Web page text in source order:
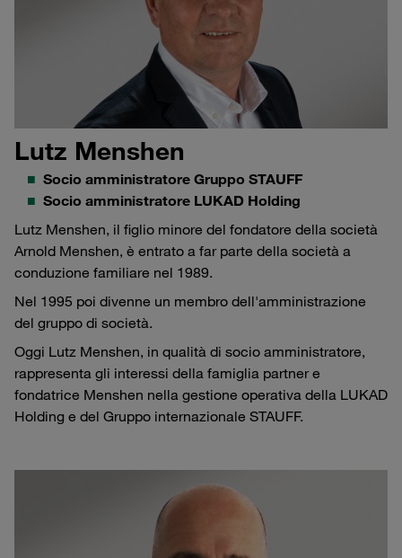
Lutz Menshen
Socio amministratore Gruppo STAUFF
Socio amministratore LUKAD Holding
Lutz Menshen, il figlio minore del fondatore della società
Arnold Menshen, è entrato a far parte della società a
conduzione familiare nel 1989.
Nel 1995 poi divenne un membro dell'amministrazione
del gruppo di società.
Oggi Lutz Menshen, in qualità di socio amministratore,
rappresenta gli interessi della famiglia partner e
fondatrice Menshen nella gestione operativa della LUKAD
Holding e del Gruppo internazionale STAUFF.